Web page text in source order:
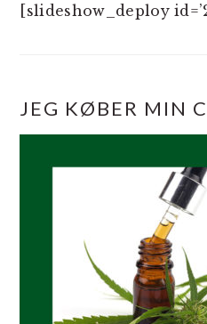
[slideshow_deploy
JEG KØBER MIN